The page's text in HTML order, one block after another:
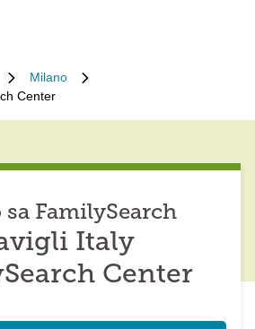
Milano
Center
sa FamilySearch
Italy
Center